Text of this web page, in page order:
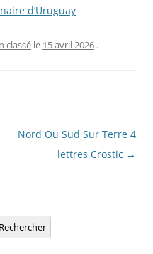
d’Uruguay
classé le 15 avril 2026 .
Nord Ou Sud Sur Terre 4
lettres Crostic →
Rechercher